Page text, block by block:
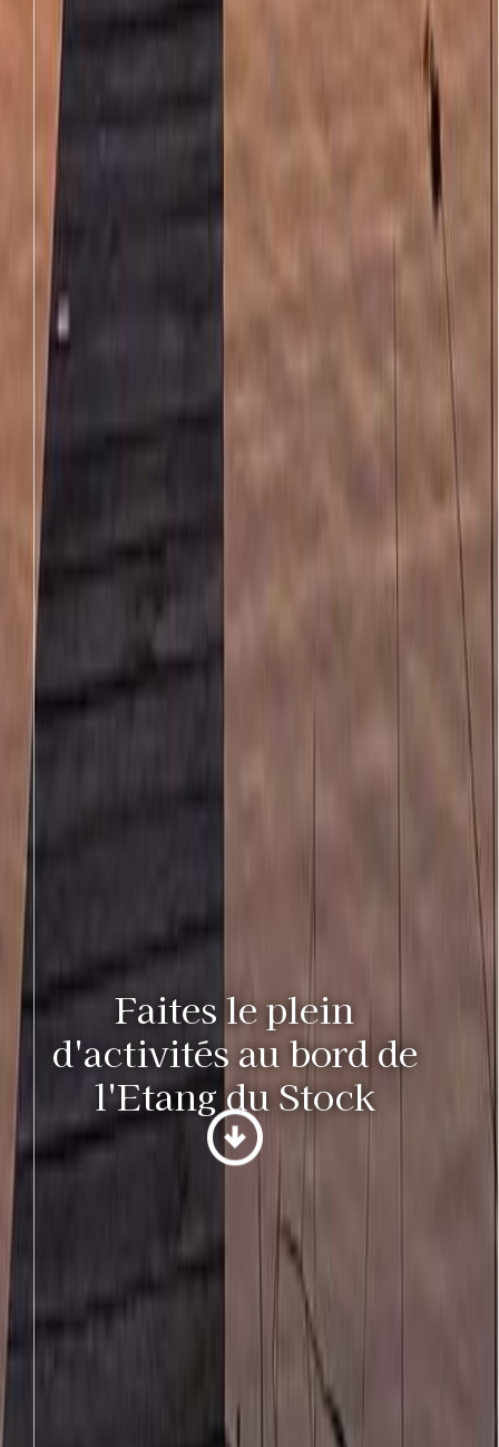
Faites le plein
d'activités au bord de
l'Etang du Stock
arrow_circle_down